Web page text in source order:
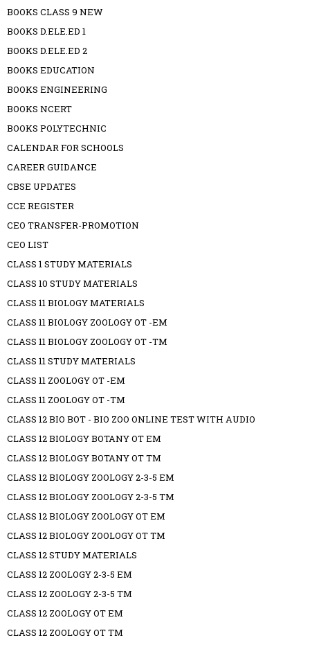
BOOKS CLASS 9 NEW
BOOKS D.ELE.ED 1
BOOKS D.ELE.ED 2
BOOKS EDUCATION
BOOKS ENGINEERING
BOOKS NCERT
BOOKS POLYTECHNIC
CALENDAR FOR SCHOOLS
CAREER GUIDANCE
CBSE UPDATES
CCE REGISTER
CEO TRANSFER-PROMOTION
CEO LIST
CLASS 1 STUDY MATERIALS
CLASS 10 STUDY MATERIALS
CLASS 11 BIOLOGY MATERIALS
CLASS 11 BIOLOGY ZOOLOGY OT -EM
CLASS 11 BIOLOGY ZOOLOGY OT -TM
CLASS 11 STUDY MATERIALS
CLASS 11 ZOOLOGY OT -EM
CLASS 11 ZOOLOGY OT -TM
CLASS 12 BIO BOT - BIO ZOO ONLINE TEST WITH AUDIO
CLASS 12 BIOLOGY BOTANY OT EM
CLASS 12 BIOLOGY BOTANY OT TM
CLASS 12 BIOLOGY ZOOLOGY 2-3-5 EM
CLASS 12 BIOLOGY ZOOLOGY 2-3-5 TM
CLASS 12 BIOLOGY ZOOLOGY OT EM
CLASS 12 BIOLOGY ZOOLOGY OT TM
CLASS 12 STUDY MATERIALS
CLASS 12 ZOOLOGY 2-3-5 EM
CLASS 12 ZOOLOGY 2-3-5 TM
CLASS 12 ZOOLOGY OT EM
CLASS 12 ZOOLOGY OT TM